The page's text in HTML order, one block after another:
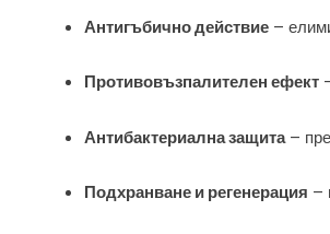
Антигъбично действие –
Противовъзпалителен ефект
Антибактериална защита–
Подхранване и регенерация –